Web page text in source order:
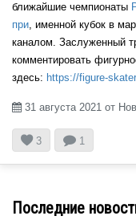
FRA
UKR
ближайшие чемпионаты
при, именной кубок в
каналом. Заслуженный
комментировать
здесь: https://figure-
 31 августа 2021 от
3  1
Последние